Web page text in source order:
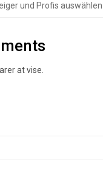
und Profis auswählen
at vise.